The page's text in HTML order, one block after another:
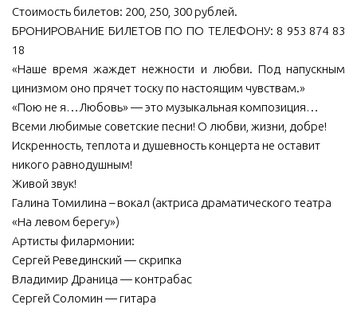
МБУ Дом культуры «Молодость»
МБУ Дом культуры «Октябрь»
МБОУ ДО «Детская музыкальная школа»
МБУК «Искитимский городской историко-художественный
музей»
МБУ Парк культуры и отдыха им. И.В. Коротеева
МБУК «Централизованная библиотечная система»
ДК «Россия»
Независимая оценка качества
Контакты
Стоимость билетов: 200, 250, 300 рублей.
БРОНИРОВАНИЕ БИЛЕТОВ ПО ПО ТЕЛЕФОНУ: 8 953 874 83
18
«Наше время жаждет нежности и любви. Под напускным
цинизмом оно прячет тоску по настоящим чувствам.»
«Пою не я…Любовь» — это музыкальная композиция…
Всеми любимые советские песни! О любви, жизни, добре!
Искренность, теплота и душевность концерта не оставит
никого равнодушным!
Живой звук!
Галина Томилина – вокал (актриса драматического театра
«На левом берегу»)
Артисты филармонии:
Сергей Ревединский — скрипка
Владимир Драница — контрабас
Сергей Соломин — гитара